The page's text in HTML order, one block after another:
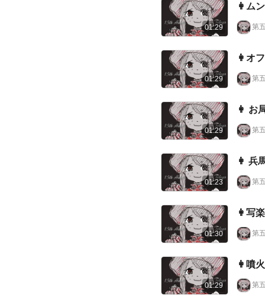
01:29
👩ム
第
01:29
👩オ
第
01:29
👩 お
第
01:23
👩 兵
第
01:30
👩写
第
01:29
👩噴
第